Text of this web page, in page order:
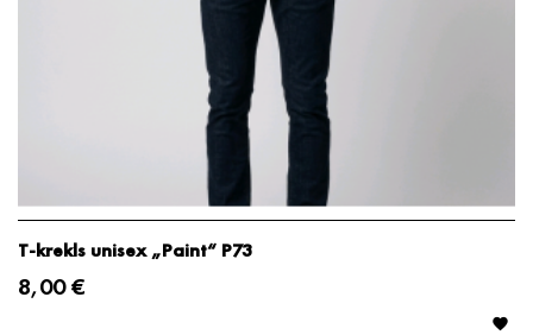
T-krekls unisex „Paint“ P73
8,00 €
